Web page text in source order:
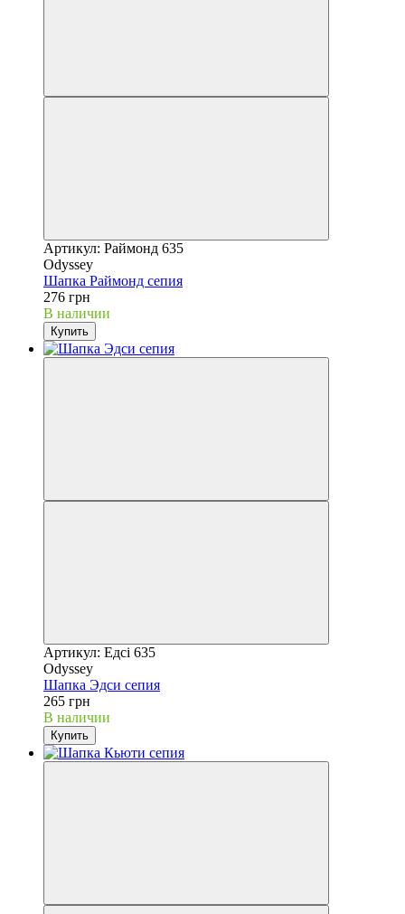
Артикул: Раймонд 635
Odyssey
Шапка Раймонд сепия
276 грн
В наличии
Купить
Артикул: Едсі 635
Odyssey
Шапка Эдси сепия
265 грн
В наличии
Купить